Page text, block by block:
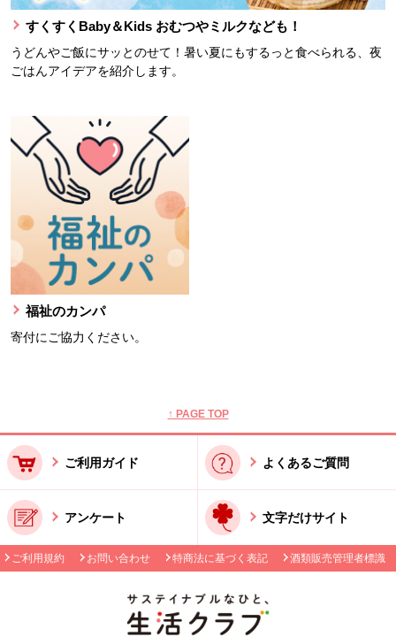
すくすくBaby＆Kids おむつやミルクなども！
うどんやご飯にサッとのせて！暑い夏にもするっと食べられる、夜
ごはんアイデアを紹介します。
福祉のカンパ
寄付にご協力ください。
↑ PAGE TOP
ご利用ガイド よくあるご質問
アンケート 文字だけサイト
ご利用規約 お問い合わせ 特商法に基づく表記 酒類販売管理者標識